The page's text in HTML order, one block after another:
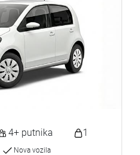
4+ putnika 1
Nova vozila